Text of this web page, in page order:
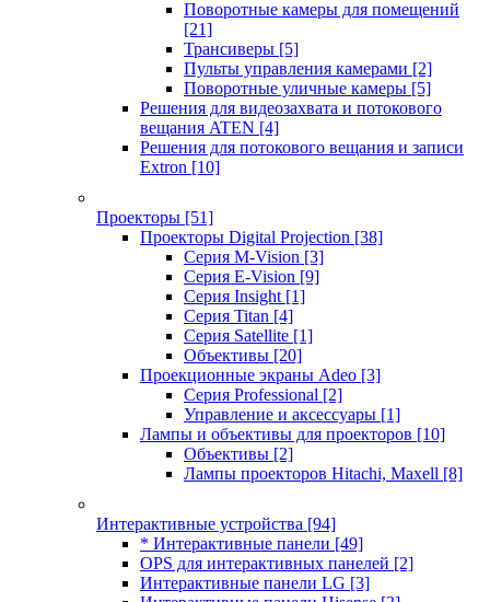
Поворотные камеры для помещений
[21]
Трансиверы [5]
Пульты управления камерами [2]
Поворотные уличные камеры [5]
Решения для видеозахвата и потокового
вещания ATEN [4]
Решения для потокового вещания и записи
Extron [10]
Проекторы [51]
Проекторы Digital Projection [38]
Серия M-Vision [3]
Серия E-Vision [9]
Серия Insight [1]
Серия Titan [4]
Серия Satellite [1]
Объективы [20]
Проекционные экраны Adeo [3]
Серия Professional [2]
Управление и аксессуары [1]
Лампы и объективы для проекторов [10]
Объективы [2]
Лампы проекторов Hitachi, Maxell [8]
Интерактивные устройства [94]
* Интерактивные панели [49]
OPS для интерактивных панелей [2]
Интерактивные панели LG [3]